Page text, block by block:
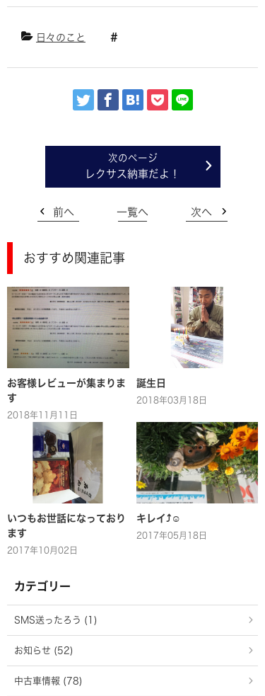
日々のこと
レクサス納車だよ！
前へ 一覧へ 次へ
おすすめ関連記事
お客様レビューが集まりま
す
2018年11月11日
誕生日
2018年03月18日
いつもお世話になっており
ます
2017年10月02日
キレイ⤴☺
2017年05月18日
カテゴリー
SMS送ったろう (1)
お知らせ (52)
中古車情報 (78)